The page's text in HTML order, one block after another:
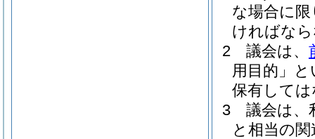
な場合に
ければな
2
議会は、
用目的」
保有して
3
議会は、
と相当の